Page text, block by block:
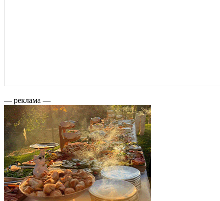
— реклама —